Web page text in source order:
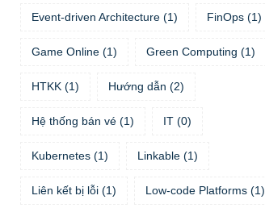
Event-driven Architecture (1) FinOps (1)
Game Online (1) Green Computing (1)
HTKK (1) Hướng dẫn (2)
Hệ thống bán vé (1) IT (0)
Kubernetes (1) Linkable (1)
Liên kết bị lỗi (1) Low-code Platforms (1)